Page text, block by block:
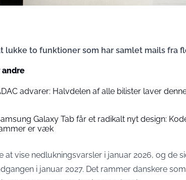
lukke to funktioner som har samlet mails fra
advarer: Halvdelen af alle bilister laver
Galaxy Tab får et radikalt nyt design:
er væk
at vise nedlukningsvarsler i januar 2026, og de
i januar 2027. Det rammer danskere